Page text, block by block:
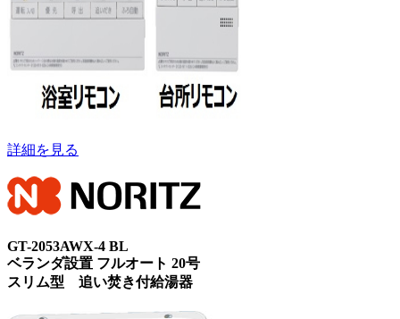
詳細を見る
GT-2053AWX-4 BL
ベランダ設置 フルオート 20号
スリム型 追い焚き付給湯器